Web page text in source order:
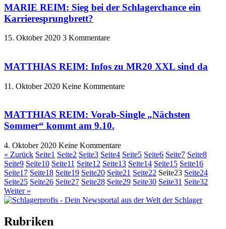
MARIE REIM: Sieg bei der Schlagerchance ein
Karrieresprungbrett?
15. Oktober 2020 3 Kommentare
MATTHIAS REIM: Infos zu MR20 XXL sind da
11. Oktober 2020 Keine Kommentare
MATTHIAS REIM: Vorab-Single „Nächsten
Sommer“ kommt am 9.10.
4. Oktober 2020 Keine Kommentare
« Zurück Seite1 Seite2 Seite3 Seite4 Seite5 Seite6 Seite7 Seite8
Seite9 Seite10 Seite11 Seite12 Seite13 Seite14 Seite15 Seite16
Seite17 Seite18 Seite19 Seite20 Seite21 Seite22 Seite23 Seite24
Seite25 Seite26 Seite27 Seite28 Seite29 Seite30 Seite31 Seite32
Weiter »
Rubriken